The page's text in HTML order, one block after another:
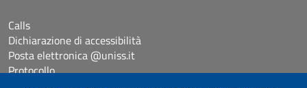
Calls
Dichiarazione di accessibilità
Posta elettronica @uniss.it
Protocollo